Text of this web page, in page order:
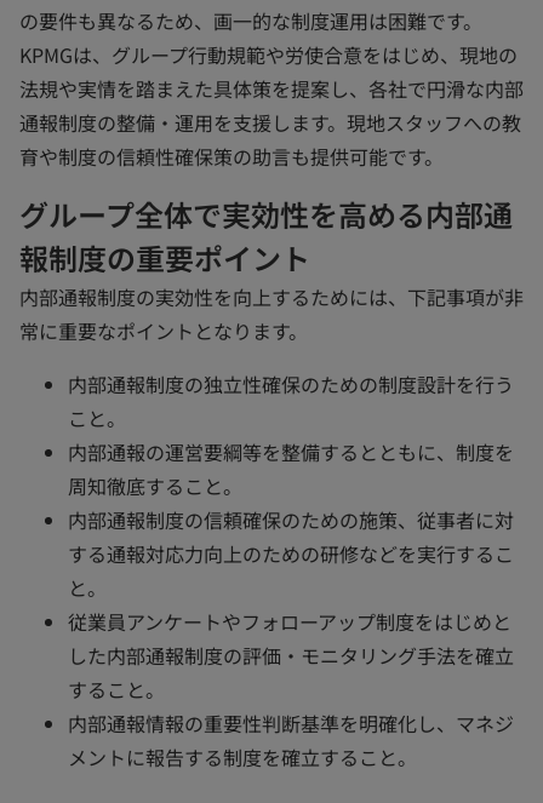
の要件も異なるため、画一的な制度運用は困難です。
KPMGは、グループ行動規範や労使合意をはじめ、現地の
法規や実情を踏まえた具体策を提案し、各社で円滑な内部
通報制度の整備・運用を支援します。現地スタッフへの教
育や制度の信頼性確保策の助言も提供可能です。
グループ全体で実効性を高める内部通
報制度の重要ポイント
内部通報制度の実効性を向上するためには、下記事項が非
常に重要なポイントとなります。
内部通報制度の独立性確保のための制度設計を行う
こと。
内部通報の運営要綱等を整備するとともに、制度を
周知徹底すること。
内部通報制度の信頼確保のための施策、従事者に対
する通報対応力向上のための研修などを実行するこ
と。
従業員アンケートやフォローアップ制度をはじめと
した内部通報制度の評価・モニタリング手法を確立
すること。
内部通報情報の重要性判断基準を明確化し、マネジ
メントに報告する制度を確立すること。